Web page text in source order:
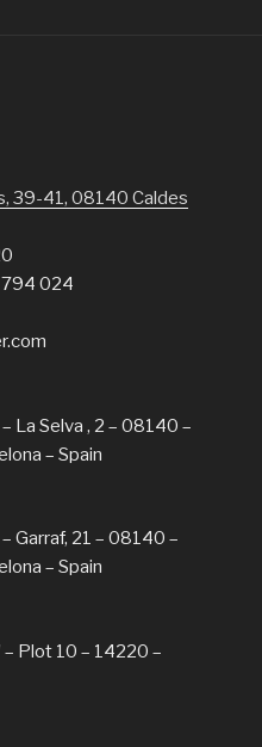
39-41, 08140 Caldes
024
La Selva , 2 – 08140 –
– Spain
Garraf, 21 – 08140 –
– Spain
– Plot 10 – 14220 –